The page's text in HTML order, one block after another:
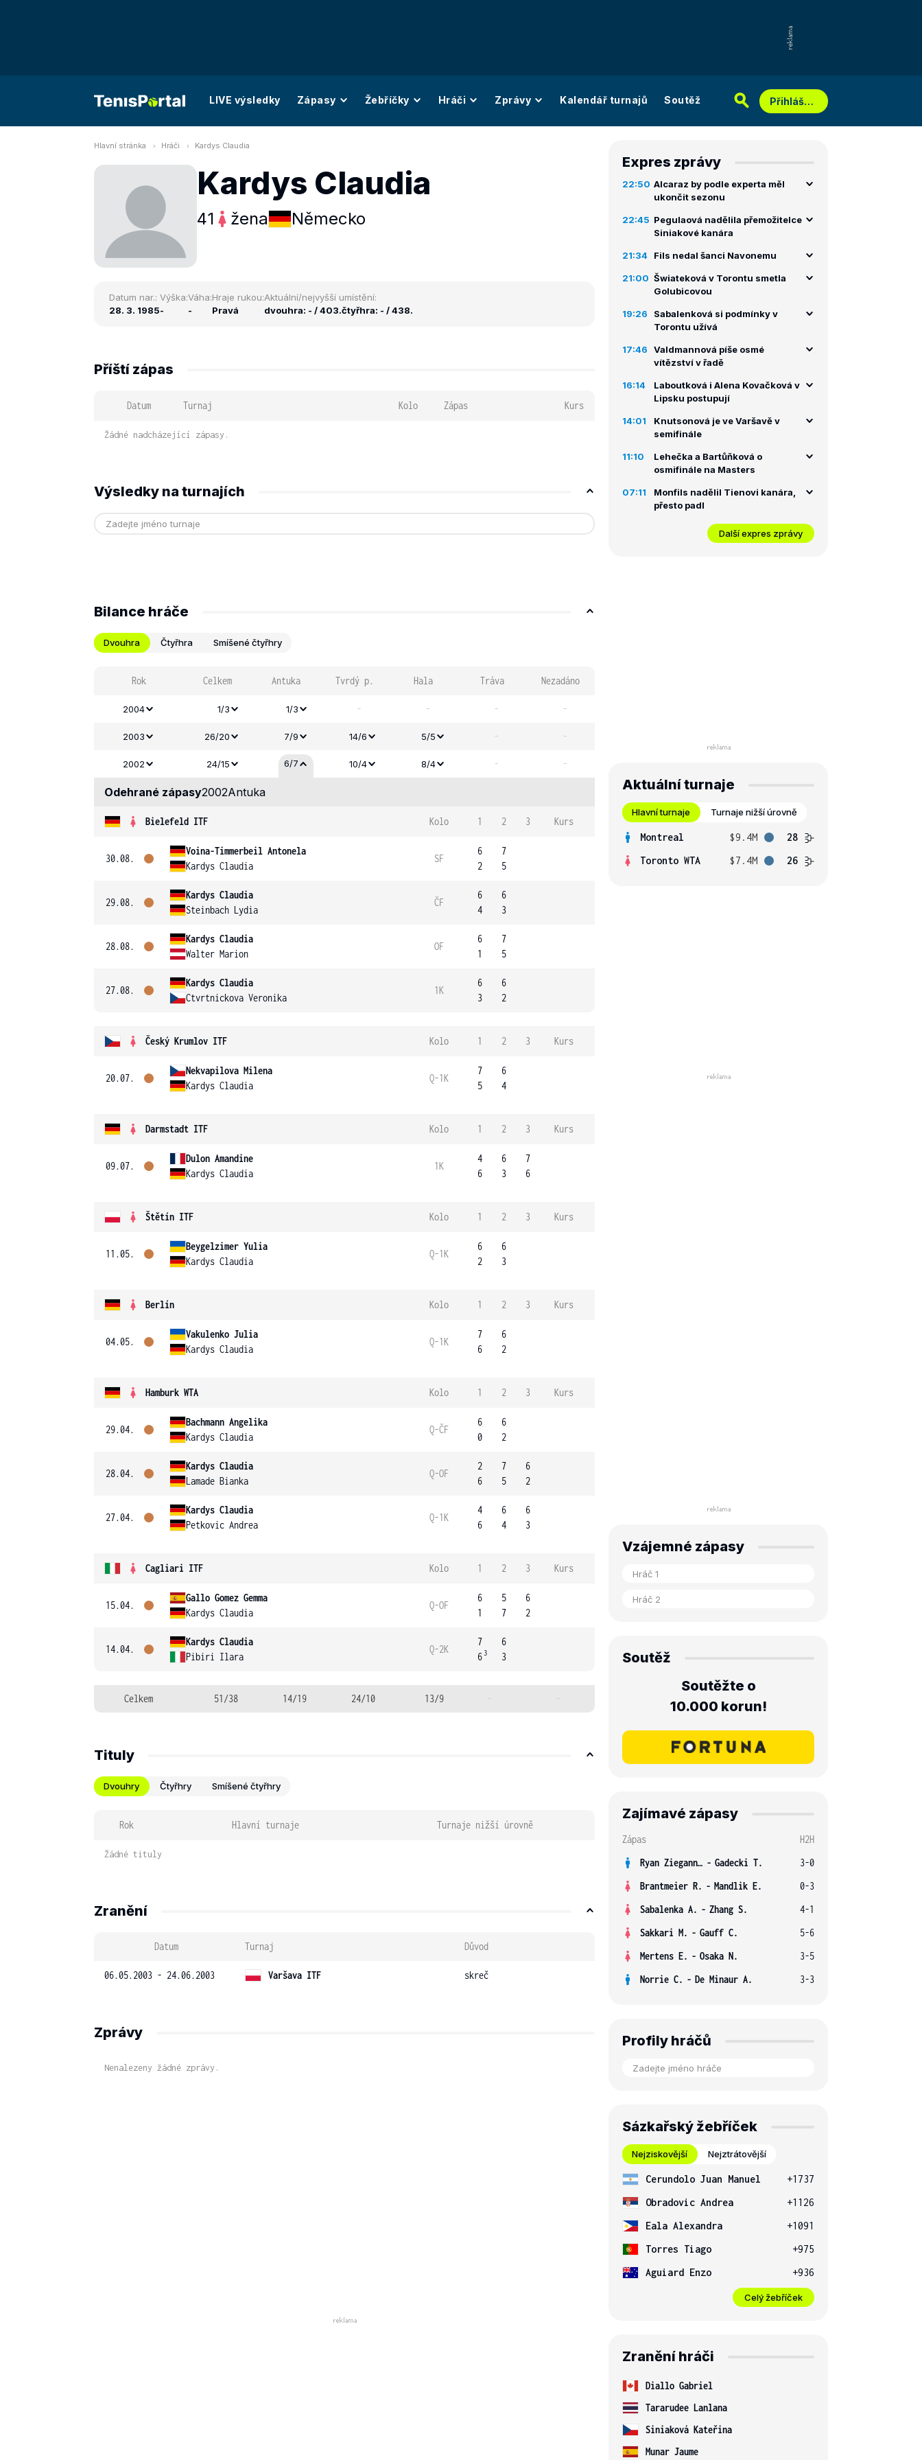
LIVE výsledky Zápasy Žebříčky Hráči Zprávy Kalendář turnajů Soutěž Přihlášení
Hlavní stránka Hráči Kardys Claudia
Kardys Claudia
41 žena Německo
Datum nar.:
28. 3. 1985
Výška:
-
Váha:
-
Hraje rukou:
Pravá
Aktuální/nejvyšší umístění:
dvouhra: - / 403.čtyřhra: - / 438.
Příští zápas
Datum Turnaj Kolo Zápas Kurs
Žádné nadcházející zápasy.
Výsledky na turnajích
Bilance hráče
Dvouhra Čtyřhra Smíšené čtyřhry
Rok Celkem Antuka Tvrdý p. Hala Tráva Nezadáno
2004 1/3 1/3 - - - -
2003 26/20 7/9 14/6 5/5 - -
2002 24/15 6/7 10/4 8/4 - -
Odehrané zápasy2002Antuka
Bielefeld ITF Kolo 1 2 3 Kurs
30.08.
Voina-Timmerbeil Antonela
Kardys Claudia
SF
6
2
7
5
29.08.
Kardys Claudia
Steinbach Lydia
ČF
6
4
6
3
28.08.
Kardys Claudia
Walter Marion
OF
6
1
7
5
27.08.
Kardys Claudia
Ctvrtnickova Veronika
1K
6
3
6
2
Český Krumlov ITF Kolo 1 2 3 Kurs
20.07.
Nekvapilova Milena
Kardys Claudia
Q-1K
7
5
6
4
Darmstadt ITF Kolo 1 2 3 Kurs
09.07.
Dulon Amandine
Kardys Claudia
1K
4
6
6
3
7
6
Štětín ITF Kolo 1 2 3 Kurs
11.05.
Beygelzimer Yulia
Kardys Claudia
Q-1K
6
2
6
3
Berlín Kolo 1 2 3 Kurs
04.05.
Vakulenko Julia
Kardys Claudia
Q-1K
7
6
6
2
Hamburk WTA Kolo 1 2 3 Kurs
29.04.
Bachmann Angelika
Kardys Claudia
Q-ČF
6
0
6
2
28.04.
Kardys Claudia
Lamade Bianka
Q-OF
2
6
7
5
6
2
27.04.
Kardys Claudia
Petkovic Andrea
Q-1K
4
6
6
4
6
3
Cagliari ITF Kolo 1 2 3 Kurs
15.04.
Gallo Gomez Gemma
Kardys Claudia
Q-OF
6
1
5
7
6
2
14.04.
Kardys Claudia
Pibiri Ilara
Q-2K
7
6 3
6
3
Celkem 51/38 14/19 24/10 13/9 - -
Tituly
Dvouhry Čtyřhry Smíšené čtyřhry
Rok Hlavní turnaje Turnaje nižší úrovně
Žádné tituly
Zranění
Datum Turnaj Důvod
06.05.2003 - 24.06.2003 Varšava ITF skreč
Zprávy
Nenalezeny žádné zprávy.
Expres zprávy
22:50 Alcaraz by podle experta měl
ukončit sezonu
22:45 Pegulaová nadělila přemožitelce
Siniakové kanára
21:34 Fils nedal šanci Navonemu
21:00 Šwiateková v Torontu smetla
Golubicovou
19:26
Sabalenková si podmínky v
Torontu užívá
17:46
Valdmannová píše osmé
vítězství v řadě
16:14
Laboutková i Alena Kovačková v
Lipsku postupují
14:01
Knutsonová je ve Varšavě v
semifinále
11:10
Lehečka a Bartůňková o
osmifinále na Masters
07:11
Monfils nadělil Tienovi kanára,
přesto padl
Další expres zprávy
Aktuální turnaje
Hlavní turnaje Turnaje nižší úrovně
Montreal $9.4M
28
Toronto WTA
$7.4M 26
Vzájemné zápasy
Soutěž
Soutěžte o
10.000 korun!
Zajímavé zápasy
Zápas
H2H
Ryan Ziegann S. - Gadecki T.
3-0
Brantmeier R. - Mandlik E.
0-3
Sabalenka A. - Zhang S.
4-1
Sakkari M. - Gauff C.
5-6
Mertens E. - Osaka N.
3-5
Norrie C. - De Minaur A. 3-3
Profily hráčů
Sázkařský žebříček
Nejziskovější Nejztrátovější
Cerundolo Juan Manuel
+1737
Obradovic Andrea
+1126
Eala Alexandra
+1091
Torres Tiago
+975
Aguiard Enzo
+936
Celý žebříček
Zranění hráči
Diallo Gabriel
Tararudee Lanlana
Siniaková Kateřina
Munar Jaume